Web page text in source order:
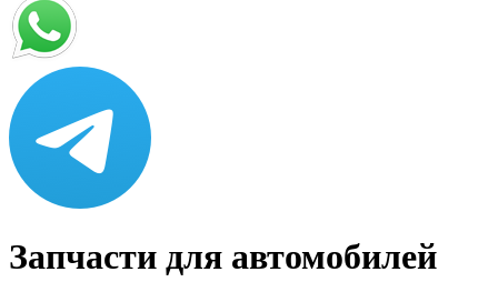
Запчасти для автомобилей